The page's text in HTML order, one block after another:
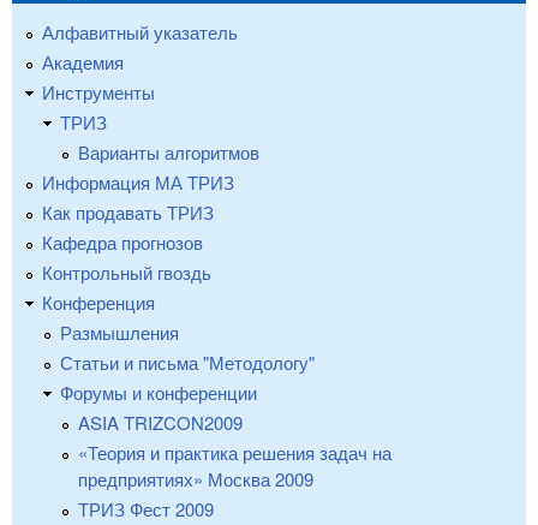
Алфавитный указатель
Академия
Инструменты
ТРИЗ
Варианты алгоритмов
Информация МА ТРИЗ
Как продавать ТРИЗ
Кафедра прогнозов
Контрольный гвоздь
Конференция
Размышления
Статьи и письма "Методологу"
Форумы и конференции
ASIA TRIZCON2009
«Теория и практика решения задач на
предприятиях» Москва 2009
ТРИЗ Фест 2009